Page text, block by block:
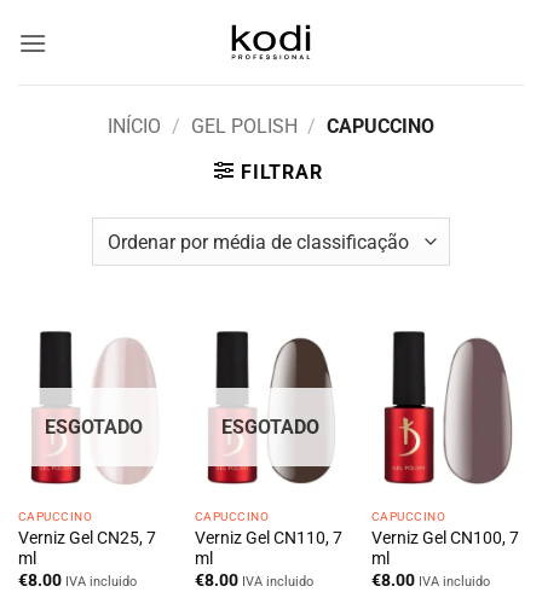
INÍCIO / GEL POLISH / CAPUCCINO
FILTRAR
ESGOTADO
CAPUCCINO
Verniz Gel CN25, 7
ml
€8.00 IVA incluido
ESGOTADO
CAPUCCINO
Verniz Gel CN110, 7
ml
€8.00 IVA incluido
CAPUCCINO
Verniz Gel CN100, 7
ml
€8.00 IVA incluido